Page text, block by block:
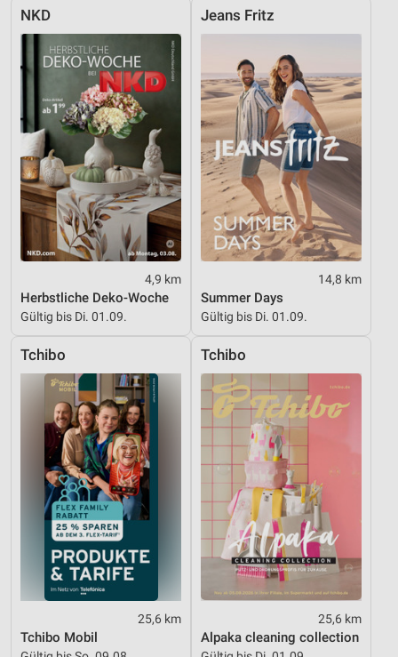
NKD
4,9 km
Herbstliche Deko-Woche
Gültig bis Di. 01.09.
Jeans Fritz
14,8 km
Summer Days
Gültig bis Di. 01.09.
Tchibo
25,6 km
Tchibo Mobil
Tchibo
25,6 km
Alpaka cleaning collection